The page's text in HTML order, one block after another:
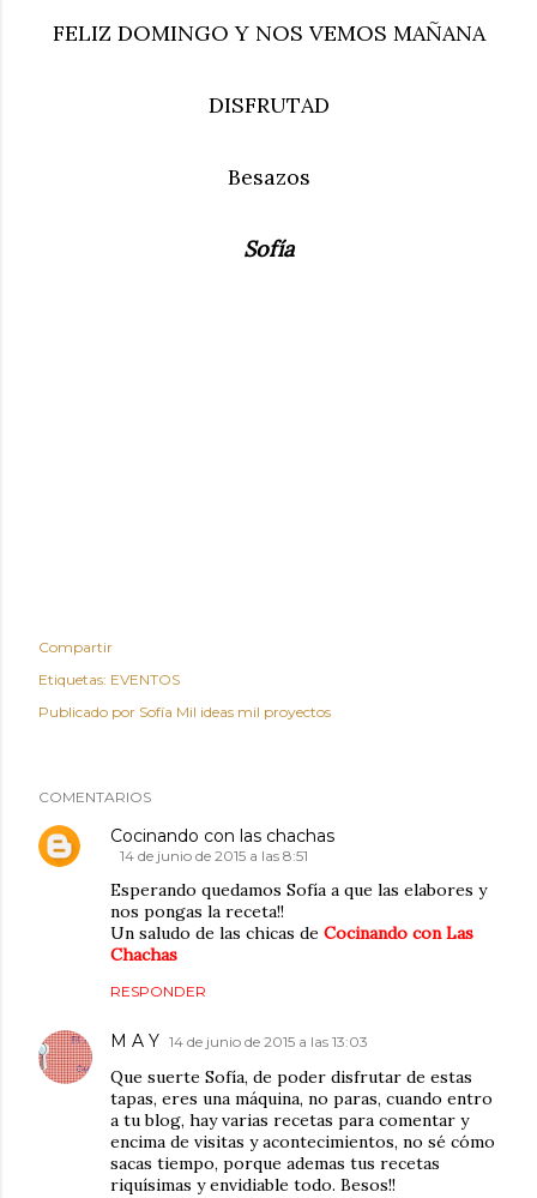
FELIZ DOMINGO Y NOS VEMOS MAÑANA
DISFRUTAD
Besazos
Sofía
Compartir
Etiquetas: EVENTOS
Publicado por Sofía Mil ideas mil proyectos
COMENTARIOS
Cocinando con las chachas
14 de junio de 2015 a las 8:51
Esperando quedamos Sofía a que las elabores y
nos pongas la receta!!
Un saludo de las chicas de Cocinando con Las
Chachas
RESPONDER
M A Y 14 de junio de 2015 a las 13:03
Que suerte Sofía, de poder disfrutar de estas
tapas, eres una máquina, no paras, cuando entro
a tu blog, hay varias recetas para comentar y
encima de visitas y acontecimientos, no sé cómo
sacas tiempo, porque ademas tus recetas
riquísimas y envidiable todo. Besos!!